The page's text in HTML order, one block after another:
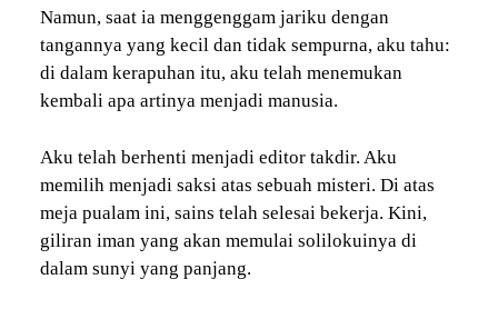
Namun, saat ia menggenggam jariku dengan
tangannya yang kecil dan tidak sempurna, aku tahu:
di dalam kerapuhan itu, aku telah menemukan
kembali apa artinya menjadi manusia.
Aku telah berhenti menjadi editor takdir. Aku
memilih menjadi saksi atas sebuah misteri. Di atas
meja pualam ini, sains telah selesai bekerja. Kini,
giliran iman yang akan memulai solilokuinya di
dalam sunyi yang panjang.